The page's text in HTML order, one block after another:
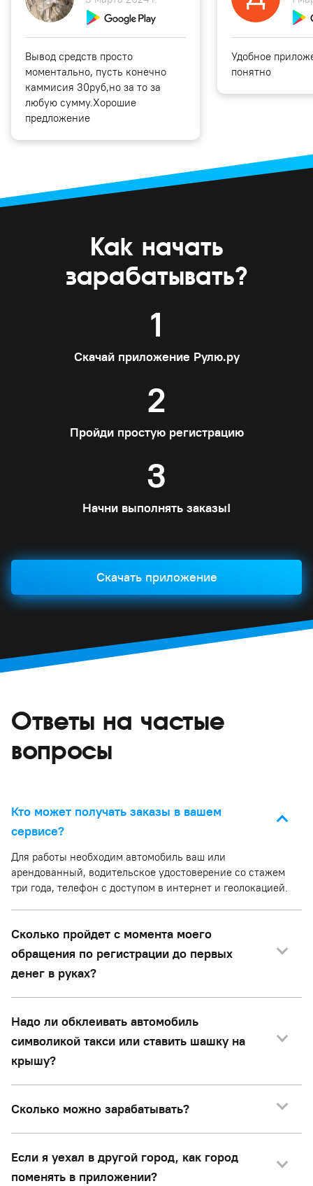
Вывод средств просто
моментально, пусть конечно
каммисия 30руб,но за то за
любую сумму.Хорошие
предложение
Удобное
понятно
Как начать
зарабатывать?
1
Скачай приложение Рулю.ру
2
Пройди простую регистрацию
3
Начни выполнять заказы!
Скачать приложение
Ответы на частые
вопросы
Кто может получать заказы в вашем
сервисе?
Для работы необходим автомобиль ваш или
арендованный, водительское удостоверение со стажем
три года, телефон с доступом в интернет и геолокацией.
Сколько пройдет с момента моего
обращения по регистрации до первых
денег в руках?
Надо ли обклеивать автомобиль
символикой такси или ставить шашку на
крышу?
Сколько можно зарабатывать?
Если я уехал в другой город, как город
поменять в приложении?